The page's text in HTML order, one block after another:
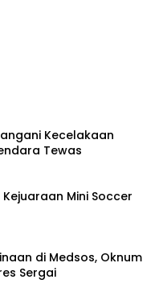
Kecelakaan
Tewas
Mini Soccer
di Medsos, Oknum
Sergai